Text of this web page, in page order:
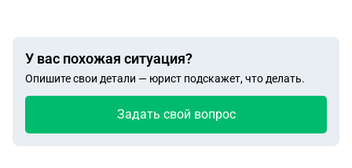
У вас похожая ситуация?
Опишите свои детали — юрист подскажет, что делать.
Задать свой вопрос